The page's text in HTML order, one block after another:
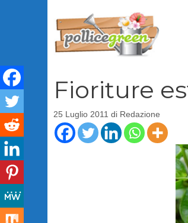
Fioriture
25 Luglio 2011 di Redazione